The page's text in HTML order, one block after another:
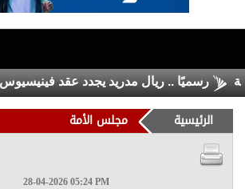
رسميًا .. ريال مدريد يجدد عقد فينيسيوس حتى
الرئيسية مجلس الأمة
28-04-2026 05:24 PM